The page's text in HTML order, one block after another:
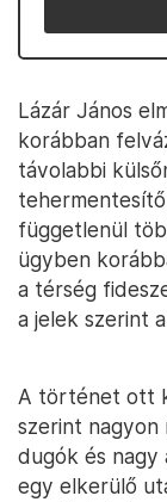
Lázár János
korábban
távolabbi
függetlenül
ügyben
a térség
a jelek szerint
A történet ott
szerint nagyon
dugók és nagy
egy elkerülő